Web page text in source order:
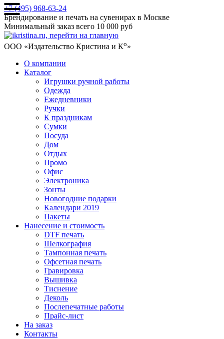
+7 (495) 968-63-24
Брендирование и печать на сувенирах в Москве
Минимальный заказ всего 10 000 руб
ООО «Издательство Кристина и Ко»
О компании
Каталог
Игрушки ручной работы
Одежда
Ежедневники
Ручки
К праздникам
Сумки
Посуда
Дом
Отдых
Промо
Офис
Электроника
Зонты
Новогодние подарки
Календари 2019
Пакеты
Нанесение и стоимость
DTF печать
Шелкография
Тампонная печать
Офсетная печать
Гравировка
Вышивка
Тиснение
Деколь
Послепечатные работы
Прайс-лист
На заказ
Контакты